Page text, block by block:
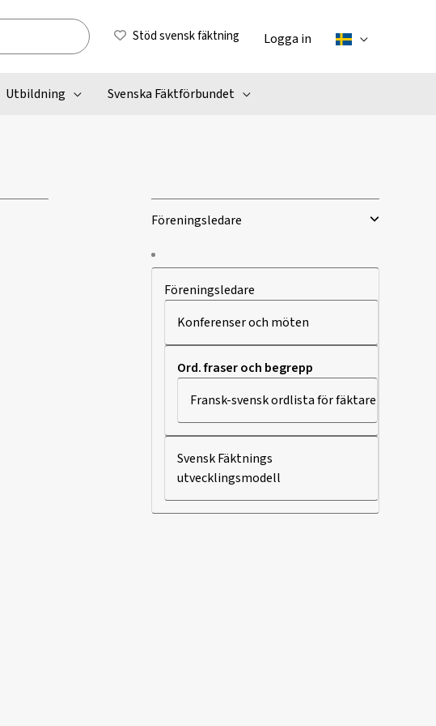
Stöd svensk fäktning Logga in
Utbildning Svenska Fäktförbundet
Föreningsledare
Föreningsledare
Konferenser och möten
Ord. fraser och begrepp
Fransk-svensk ordlista för fäktare
Svensk Fäktnings
utvecklingsmodell